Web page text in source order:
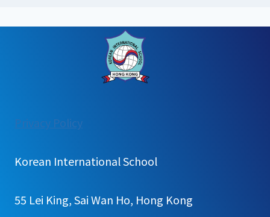
Privacy Policy:
정
문]2025
Korean International School
55 Lei King, Sai Wan Ho, Hong Kong